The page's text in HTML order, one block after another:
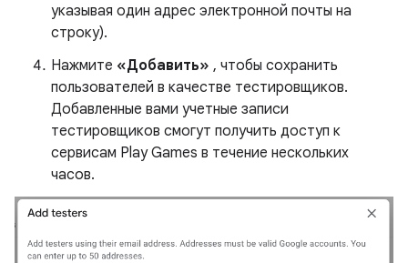
указывая один адрес электронной почты на
строку).
Нажмите «Добавить» , чтобы сохранить
пользователей в качестве тестировщиков.
Добавленные вами учетные записи
тестировщиков смогут получить доступ к
сервисам Play Games в течение нескольких
часов.